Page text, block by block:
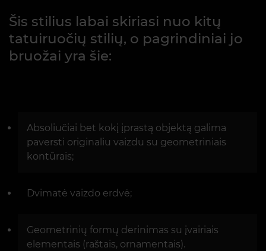
Šis stilius labai skiriasi nuo kitų
tatuiruočių stilių, o pagrindiniai jo
bruožai yra šie:
Absoliučiai bet kokį įprastą objektą galima
paversti originaliu vaizdu su geometriniais
kontūrais;
Dvimatė vaizdo erdvė;
Geometrinių formų derinimas su įvairiais
elementais (raštais, ornamentais).